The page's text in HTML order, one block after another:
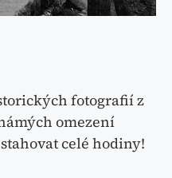
fotografií z
omezení
celé hodiny!